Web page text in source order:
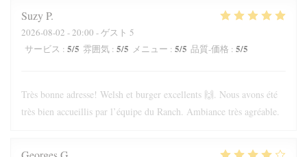
SuzyP
2026-08-02 - 20:00 - ゲスト 5
サービス : 5/5 雰囲気 : 5/5 メニュー : 5/5 品質-価格 : 5/5
Très bonne adresse! Welsh et burger excellents 🙌. Nous avons été
très bien accueillis par l’équipe du Ranch. Ambiance très agréable.